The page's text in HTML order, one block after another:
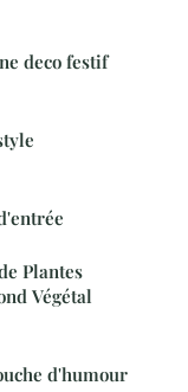
deco festif
Plantes
Végétal
d'humour